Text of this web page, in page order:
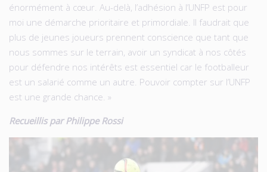
énormément à cœur. Au-delà, l’adhésion à l’UNFP est pour
moi une démarche prioritaire et primordiale. Il faudrait que
plus de jeunes joueurs prennent conscience que tant que
nous sommes sur le terrain, avoir un syndicat à nos côtés
pour défendre nos intérêts est essentiel car le footballeur
est un salarié comme un autre. Pouvoir compter sur l’UNFP
est une grande chance. »
Recueillis par Philippe Rossi